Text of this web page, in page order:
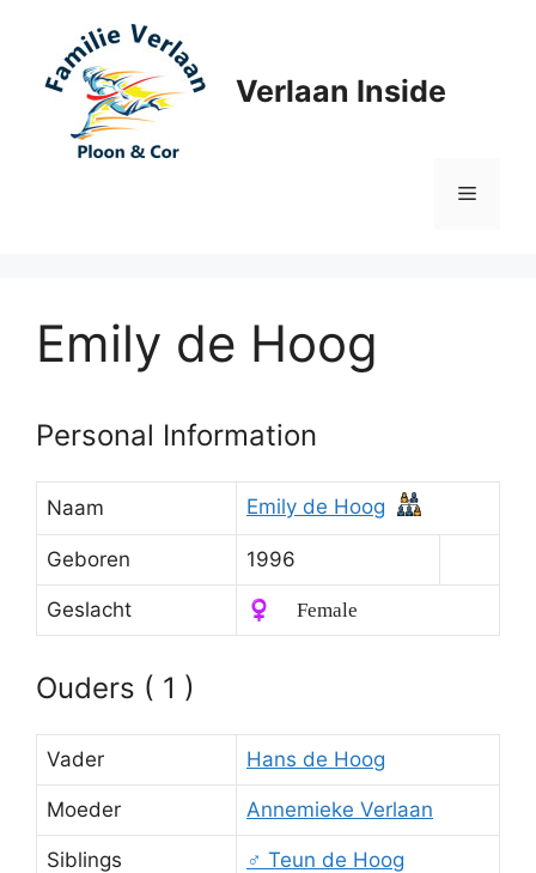
Verlaan Inside
Menu
Emily de Hoog
Personal Information
Naam Emily de Hoog
Geboren 1996
Geslacht ♀️ Female
Ouders ( 1 )
Vader Hans de Hoog
Moeder Annemieke Verlaan
Siblings ♂️ Teun de Hoog